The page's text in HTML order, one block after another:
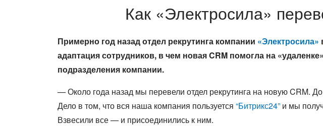
Как «Электросила»
Примерно год назад отдел рекрутинга компании «Электросила»
адаптация сотрудников, в чем новая CRM помогла на
подразделения компании.
— Около года назад мы перевели отдел рекрутинга на новую CRM.
Дело в том, что вся наша компания пользуется “Битрикс24” и мы
Взвесили все — и присоединились к ним.